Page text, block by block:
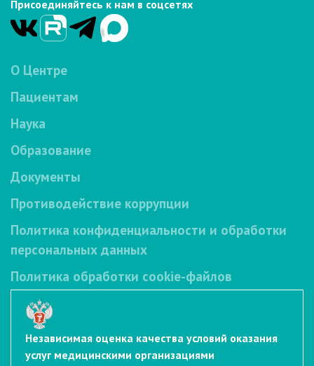
Присоединяйтесь к нам в соцсетях
О Центре
Пациентам
Наука
Образование
Документы
Противодействие коррупции
Политика конфиденциальности и обработки
персональных данных
Политика обработки cookie-файлов
Независимая оценка качества условий оказания
услуг медицинскими организациями